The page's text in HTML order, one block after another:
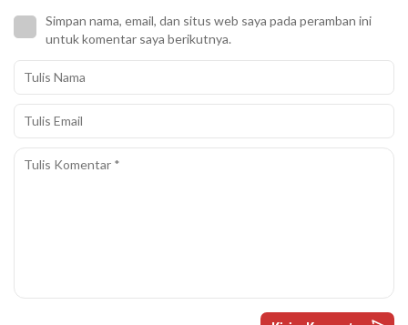
Simpan nama, email, dan situs web saya pada peramban ini
untuk komentar saya berikutnya.